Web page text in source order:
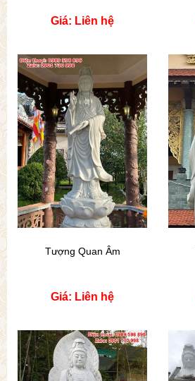
Giá: Liên hệ
Tượng Quan Âm
Giá: Liên hệ